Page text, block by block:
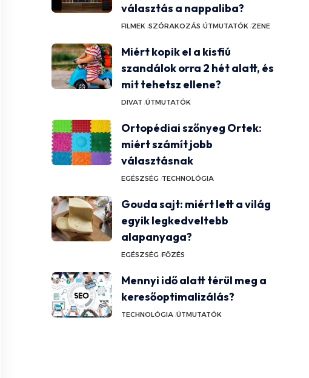
választás a nappaliba?
FILMEK SZÓRAKOZÁS ÚTMUTATÓK ZENE
Miért kopik el a kisfiú
szandálok orra 2 hét alatt, és
mit tehetsz ellene?
DIVAT ÚTMUTATÓK
Ortopédiai szőnyeg Ortek:
miért számít jobb
választásnak
EGÉSZSÉG TECHNOLÓGIA
Gouda sajt: miért lett a világ
egyik legkedveltebb
alapanyaga?
EGÉSZSÉG FŐZÉS
Mennyi idő alatt térül meg a
keresőoptimalizálás?
TECHNOLÓGIA ÚTMUTATÓK